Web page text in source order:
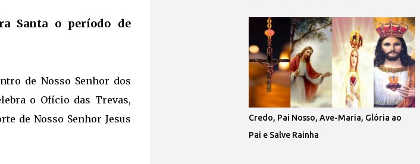
Santa o período de
de Nosso Senhor dos
o Ofício das Trevas,
de Nosso Senhor Jesus
Credo, Pai Nosso, Ave-Maria, Glória ao
Pai e Salve Rainha